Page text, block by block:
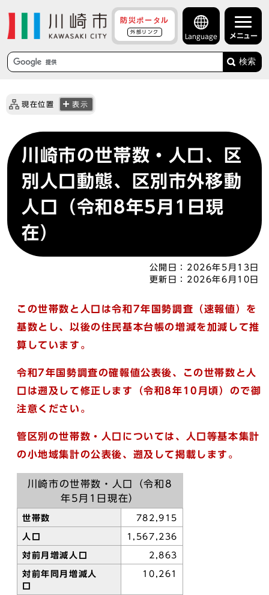
防災ポータル
外部リンク
Language メニュー
検索
現在位置 表示
川崎市の世帯数・人口、区
別人口動態、区別市外移動
人口（令和8年5月1日現
在）
公開日： 2026年5月13日
更新日： 2026年6月10日
この世帯数と人口は令和7年国勢調査（速報値）を
基数とし、以後の住民基本台帳の増減を加減して推
算しています。
令和7年国勢調査の確報値公表後、この世帯数と人
口は遡及して修正します（令和8年10月頃）ので御
注意ください。
管区別の世帯数・人口については、人口等基本集計
の小地域集計の公表後、遡及して掲載します。
川崎市の世帯数・人口（令和8
年5月1日現在）
世帯数 782,915
人口 1,567,236
対前月増減人口 2,863
対前年同月増減人
口
10,261